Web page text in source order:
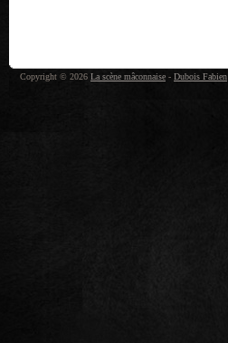
Copyright © 2026 La scène mâconnaise - Dubois Fabien